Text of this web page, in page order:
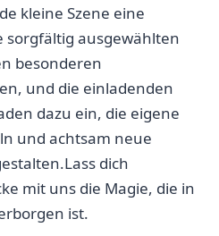
kleine‍ Szene eine
sorgfältig⁣ ausgewählten⁢
besonderen
und die ⁣einladenden
dazu ein, die eigene‍
und achtsam neue
dich
mit uns die Magie, die in
ist.